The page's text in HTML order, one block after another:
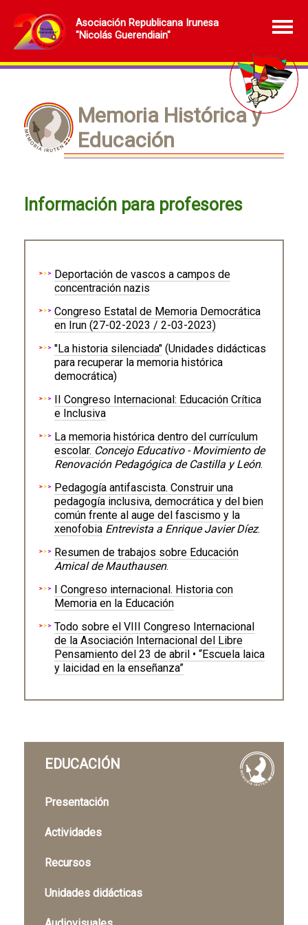
Asociación Republicana Irunesa
"Nicolás Guerendiain"
Memoria Histórica y
Educación
Información para profesores
Deportación de vascos a campos de
concentración nazis
Congreso Estatal de Memoria Democrática
en Irun (27-02-2023 / 2-03-2023)
"La historia silenciada" (Unidades didácticas
para recuperar la memoria histórica
democrática)
II Congreso Internacional: Educación Crítica
e Inclusiva
La memoria histórica dentro del currículum
escolar. Concejo Educativo - Movimiento de
Renovación Pedagógica de Castilla y León.
Pedagogía antifascista. Construir una
pedagogía inclusiva, democrática y del bien
común frente al auge del fascismo y la
xenofobia Entrevista a Enrique Javier Díez.
Resumen de trabajos sobre Educación
Amical de Mauthausen.
I Congreso internacional. Historia con
Memoria en la Educación
Todo sobre el VIII Congreso Internacional
de la Asociación Internacional del Libre
Pensamiento del 23 de abril • “Escuela laica
y laicidad en la enseñanza”
EDUCACIÓN
Presentación
Actividades
Recursos
Unidades didácticas